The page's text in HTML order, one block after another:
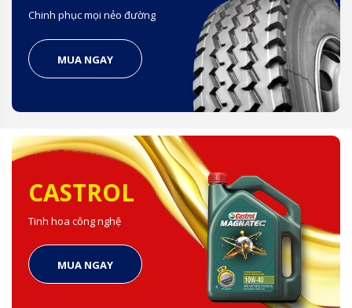
Chinh phục mọi nẻo đường
MUA NGAY
CASTROL
Tinh hoa công nghệ
MUA NGAY